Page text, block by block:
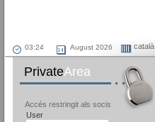
August 2026 català
PrivateArea
Accés restringit als socis
User